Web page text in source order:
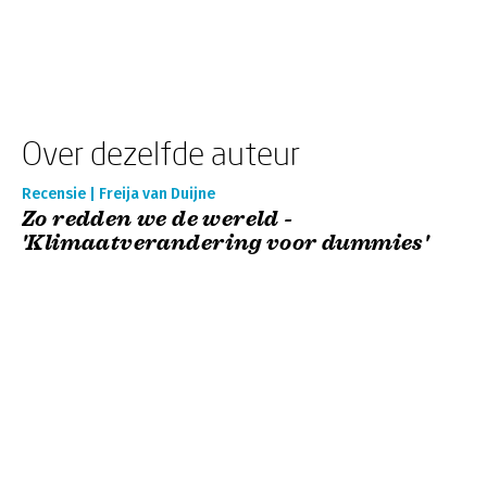
Over dezelfde auteur
Recensie | Freija van Duijne
Zo redden we de wereld -
'Klimaatverandering voor dummies'